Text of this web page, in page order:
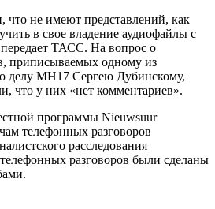
что не имеют представлений, как
в свое владение аудиофайлы с
ТАСС. На вопрос о
приписываемых одному из
делу MH17 Сергею Дубинскому,
что у них «нет комментариев».
программы Nieuwsuur
телефонных разговоров
расследования
разговоров были сделаны